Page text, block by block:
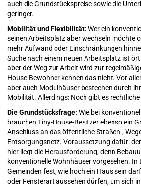
auch die Grundstückspreise sowie die
geringer.
Mobilität und Flexibilität: Wer ein
seinen Arbeitsplatz aber wechseln möchte
mehr Aufwand oder Einschränkungen
Suche nach einem neuen Arbeitsplatz ist
aber der Weg zur Arbeit wird zur
House-Bewohner kennen das nicht. Vor
aber auch Modulhäuser bestechen durch
Mobilität. Allerdings: Noch gibt es
Die Grundstücksfrage: Wie bei
brauchen Tiny-House-Besitzer ebenso ein
Anschluss an das öffentliche Straßen-,
Entsorgungsnetz. Voraussetzung dafür:
hier liegt die Herausforderung, denn
konventionelle Wohnhäuser vorgesehen. In
Gemeinden fest, wie hoch ein Haus sein
oder Fensterart aussehen dürfen, um sich